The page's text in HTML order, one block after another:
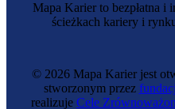
Mapa Karier to bezpłatna i
ścieżkach kariery i
© 2026 Mapa Karier jest
stworzonym przez
realizuje Cele